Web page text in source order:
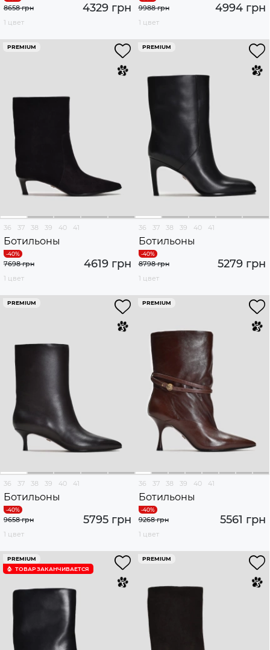
4329 грн
8658 грн
1 цвет
4994 грн
9988 грн
1 цвет
PREMIUM
36 37 38 39 40 41
Ботильоны
4619 грн
7698 грн
1 цвет
PREMIUM
36 37 38 39 40 41
Ботильоны
5279 грн
8798 грн
1 цвет
PREMIUM
36 37 38 39 40 41
Ботильоны
5795 грн
9658 грн
1 цвет
PREMIUM
36 37 38 39 40 41
Ботильоны
5561 грн
9268 грн
1 цвет
PREMIUM
ТОВАР ЗАКАНЧИВАЕТСЯ
PREMIUM